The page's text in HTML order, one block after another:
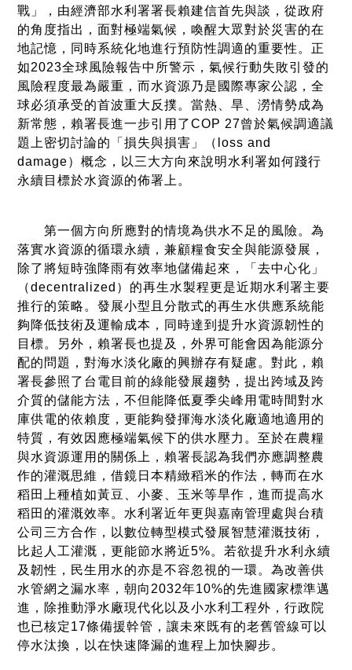
戰」，由經濟部水利署署長賴建信首先與談，從政府
的角度指出，面對極端氣候，喚醒大眾對於災害的在
地記憶，同時系統化地進行預防性調適的重要性。正
如2023全球風險報告中所警示，氣候行動失敗引發的
風險程度最為嚴重，而水資源乃是國際專家公認，全
球必須承受的首波重大反撲。當熱、旱、澇情勢成為
新常態，賴署長進一步引用了COP 27曾於氣候調適議
題上密切討論的「損失與損害」（loss and
damage）概念，以三大方向來說明水利署如何踐行
永續目標於水資源的佈署上。
第一個方向所應對的情境為供水不足的風險。為
落實水資源的循環永續，兼顧糧食安全與能源發展，
除了將短時強降雨有效率地儲備起來，「去中心化」
（decentralized）的再生水製程更是近期水利署主要
推行的策略。發展小型且分散式的再生水供應系統能
夠降低技術及運輸成本，同時達到提升水資源韌性的
目標。另外，賴署長也提及，外界可能會因為能源分
配的問題，對海水淡化廠的興辦存有疑慮。對此，賴
署長參照了台電目前的綠能發展趨勢，提出跨域及跨
介質的儲能方法，不但能降低夏季尖峰用電時間對水
庫供電的依賴度，更能夠發揮海水淡化廠適地適用的
特質，有效因應極端氣候下的供水壓力。至於在農糧
與水資源運用的關係上，賴署長認為我們亦應調整農
作的灌溉思維，借鏡日本精緻稻米的作法，轉而在水
稻田上種植如黃豆、小麥、玉米等旱作，進而提高水
稻田的灌溉效率。水利署近年更與嘉南管理處與台積
公司三方合作，以數位轉型模式發展智慧灌溉技術，
比起人工灌溉，更能節水將近5%。若欲提升水利永續
及韌性，民生用水的亦是不容忽視的一環。為改善供
水管網之漏水率，朝向2032年10%的先進國家標準邁
進，除推動淨水廠現代化以及小水利工程外，行政院
也已核定17條備援幹管，讓未來既有的老舊管線可以
停水汰換，以在快速降漏的進程上加快腳步。